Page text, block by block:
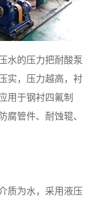
水的压力把耐酸泵
实，压力越高，衬
用于钢衬四氟制
管件、耐蚀辊、
质为水，采用液压